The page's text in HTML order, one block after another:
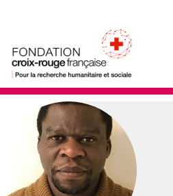
Migrations et déplacements